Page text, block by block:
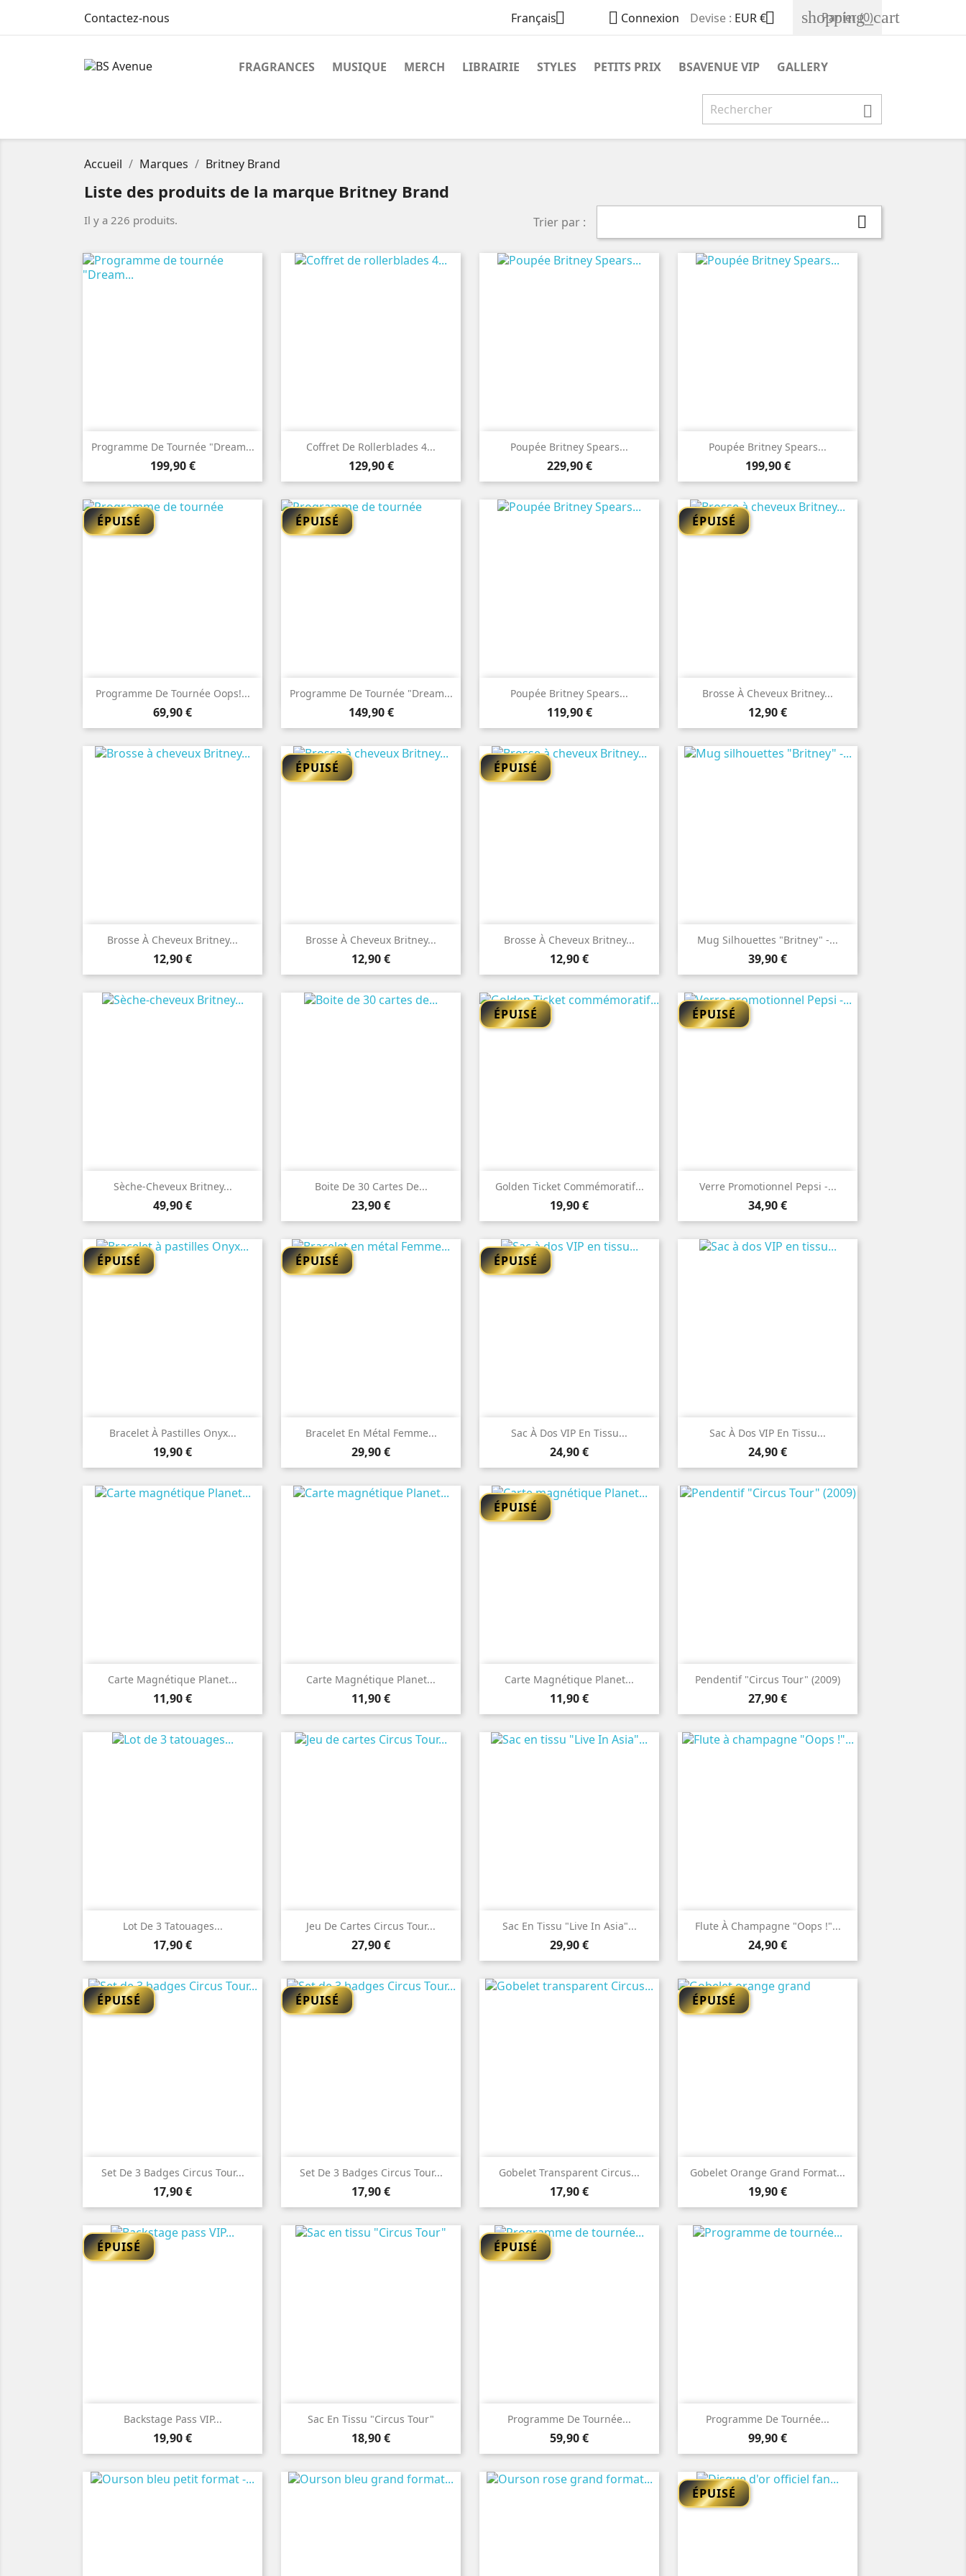
Contactez-nous Français  Connexion Devise : EUR € shopping_cart
Panier(0)
FRAGRANCES MUSIQUE MERCH LIBRAIRIE STYLES PETITS PRIX BSAVENUE VIP GALLERY

Accueil Marques Britney Brand
Liste des produits de la marque Britney Brand
Il y a 226 produits. Trier par : 
Programme De Tournée "Dream...
Prix
199,90 €
 Aperçu rapide Coffret De Rollerblades 4...
Prix
129,90 €
 Aperçu rapide Poupée Britney Spears...
Prix
229,90 €
 Aperçu rapide Poupée Britney Spears...
Prix
199,90 €
 Aperçu rapide
Programme De Tournée Oops!...
Prix
69,90 €
ÉPUISÉ
 Aperçu rapide Programme De Tournée "Dream...
Prix
149,90 €
ÉPUISÉ
 Aperçu rapide Poupée Britney Spears...
Prix
119,90 €
 Aperçu rapide Brosse À Cheveux Britney...
Prix
12,90 €
ÉPUISÉ
 Aperçu rapide
Brosse À Cheveux Britney...
Prix
12,90 €
 Aperçu rapide Brosse À Cheveux Britney...
Prix
12,90 €
ÉPUISÉ
 Aperçu rapide Brosse À Cheveux Britney...
Prix
12,90 €
ÉPUISÉ
 Aperçu rapide Mug Silhouettes "Britney" -...
Prix
39,90 €
 Aperçu rapide
Sèche-Cheveux Britney...
Prix
49,90 €
 Aperçu rapide Boite De 30 Cartes De...
Prix
23,90 €
 Aperçu rapide Golden Ticket Commémoratif...
Prix
19,90 €
ÉPUISÉ
 Aperçu rapide Verre Promotionnel Pepsi -...
Prix
34,90 €
ÉPUISÉ
 Aperçu rapide
Bracelet À Pastilles Onyx...
Prix
19,90 €
ÉPUISÉ
 Aperçu rapide Bracelet En Métal Femme...
Prix
29,90 €
ÉPUISÉ
 Aperçu rapide Sac À Dos VIP En Tissu...
Prix
24,90 €
ÉPUISÉ
 Aperçu rapide Sac À Dos VIP En Tissu...
Prix
24,90 €
 Aperçu rapide
Carte Magnétique Planet...
Prix
11,90 €
 Aperçu rapide Carte Magnétique Planet...
Prix
11,90 €
 Aperçu rapide Carte Magnétique Planet...
Prix
11,90 €
ÉPUISÉ
 Aperçu rapide Pendentif "Circus Tour" (2009)
Prix
27,90 €
 Aperçu rapide
Lot De 3 Tatouages...
Prix
17,90 €
 Aperçu rapide Jeu De Cartes Circus Tour...
Prix
27,90 €
 Aperçu rapide Sac En Tissu "Live In Asia"...
Prix
29,90 €
 Aperçu rapide Flute À Champagne "Oops !"...
Prix
24,90 €
 Aperçu rapide
Set De 3 Badges Circus Tour...
Prix
17,90 €
ÉPUISÉ
 Aperçu rapide Set De 3 Badges Circus Tour...
Prix
17,90 €
ÉPUISÉ
 Aperçu rapide Gobelet Transparent Circus...
Prix
17,90 €
 Aperçu rapide Gobelet Orange Grand Format...
Prix
19,90 €
ÉPUISÉ
 Aperçu rapide
Backstage Pass VIP...
Prix
19,90 €
ÉPUISÉ
 Aperçu rapide Sac En Tissu "Circus Tour"
Prix
18,90 €
 Aperçu rapide Programme De Tournée...
Prix
59,90 €
ÉPUISÉ
 Aperçu rapide Programme De Tournée...
Prix
99,90 €
 Aperçu rapide
ÉPUISÉ